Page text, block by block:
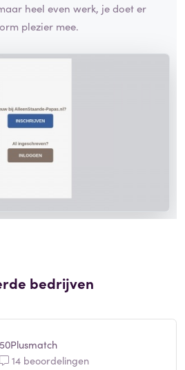
heel even werk, je doet er
plezier mee.
bedrijven
50Plusmatch
14 beoordelingen